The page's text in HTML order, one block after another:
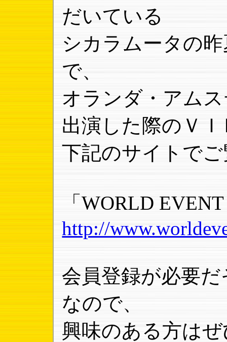
だいている
シカラムータの
で、
オランダ・アム
出演した際のＶ
下記のサイトで
「WORLD
http://
会員登録が必要
なので、
興味のある方は